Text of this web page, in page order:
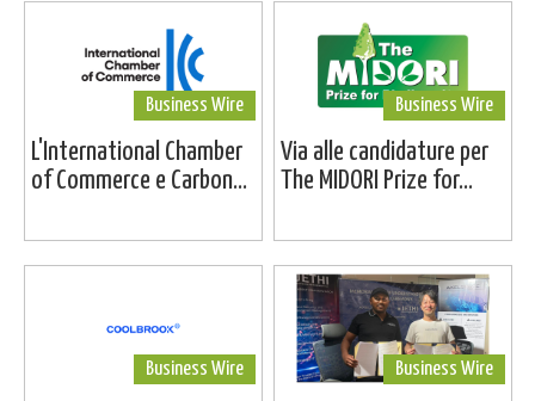
Business Wire
L'International Chamber
of Commerce e Carbon...
Business Wire
Via alle candidature per
The MIDORI Prize for...
Business Wire Business Wire